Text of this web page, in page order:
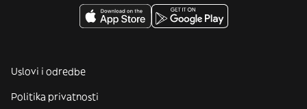
Uslovi i odredbe
Politika privatnosti